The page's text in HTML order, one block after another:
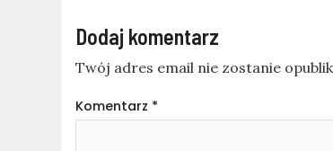
Dodaj komentarz
Twój adres email nie zostanie
Komentarz *